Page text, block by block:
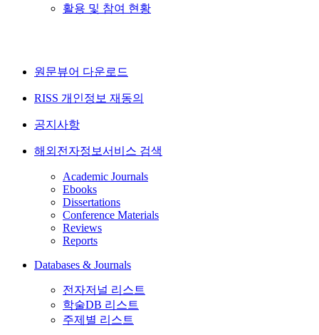
활용 및 참여 현황
원문뷰어 다운로드
RISS 개인정보 재동의
공지사항
해외전자정보서비스 검색
Academic Journals
Ebooks
Dissertations
Conference Materials
Reviews
Reports
Databases & Journals
전자저널 리스트
학술DB 리스트
주제별 리스트